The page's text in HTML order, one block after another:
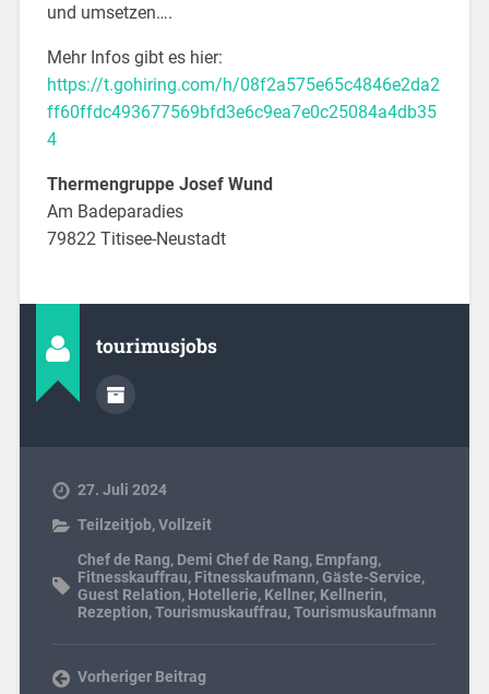
und umsetzen….
Mehr Infos gibt es hier:
https://t.gohiring.com/h/08f2a575e65c4846e2da2
ff60ffdc493677569bfd3e6c9ea7e0c25084a4db35
4
Thermengruppe Josef Wund
Am Badeparadies
79822 Titisee-Neustadt
tourimusjobs
27. Juli 2024
Teilzeitjob,Vollzeit
Chef de Rang, Demi Chef de Rang, Empfang,
Fitnesskauffrau, Fitnesskaufmann,Gäste-Service,
Guest Relation, Hotellerie, Kellner, Kellnerin,
Rezeption,Tourismuskauffrau,Tourismuskaufmann
Vorheriger Beitrag